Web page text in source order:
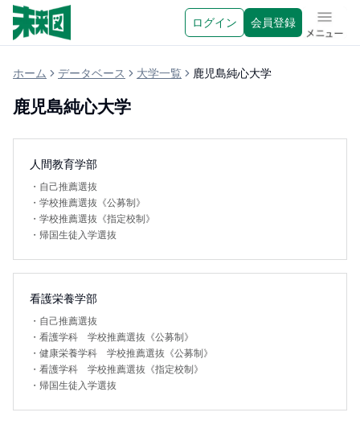
ログイン 会員登録 メニュ
ホーム データベース 大学一覧 鹿児島純心大学
鹿児島純心大学
人間教育学部
・ 自己推薦選抜
・ 学校推薦選抜《公募制》
・ 学校推薦選抜《指定校制》
・ 帰国生徒入学選抜
看護栄養学部
・ 自己推薦選抜
・ 看護学科 学校推薦選抜《公募制》
・ 健康栄養学科 学校推薦選抜《公募制》
・ 看護学科 学校推薦選抜《指定校制》
・ 帰国生徒入学選抜